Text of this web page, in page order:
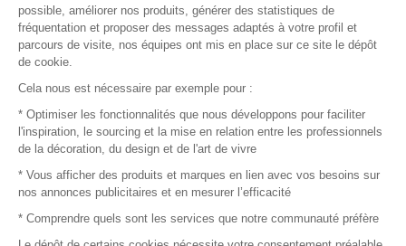
© 2016 –Organisation SAFI
Recrutement
possible, améliorer nos produits, générer des statistiques de
fréquentation et proposer des messages adaptés à votre profil et
parcours de visite, nos équipes ont mis en place sur ce site le dépôt
de cookie.
Cela nous est nécessaire par exemple pour :
* Optimiser les fonctionnalités que nous développons pour faciliter
l'inspiration, le sourcing et la mise en relation entre les professionnels
de la décoration, du design et de l'art de vivre
* Vous afficher des produits et marques en lien avec vos besoins sur
nos annonces publicitaires et en mesurer l’efficacité
* Comprendre quels sont les services que notre communauté préfère